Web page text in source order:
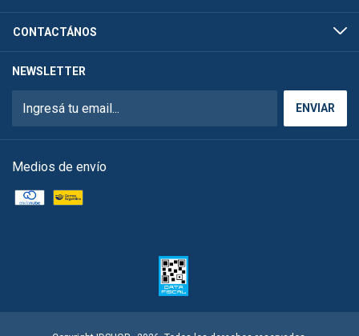
CONTACTÁNOS
NEWSLETTER
Medios de envío